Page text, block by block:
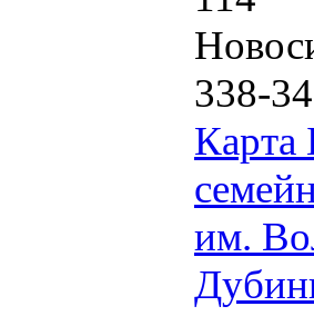
338-
Карта
им.